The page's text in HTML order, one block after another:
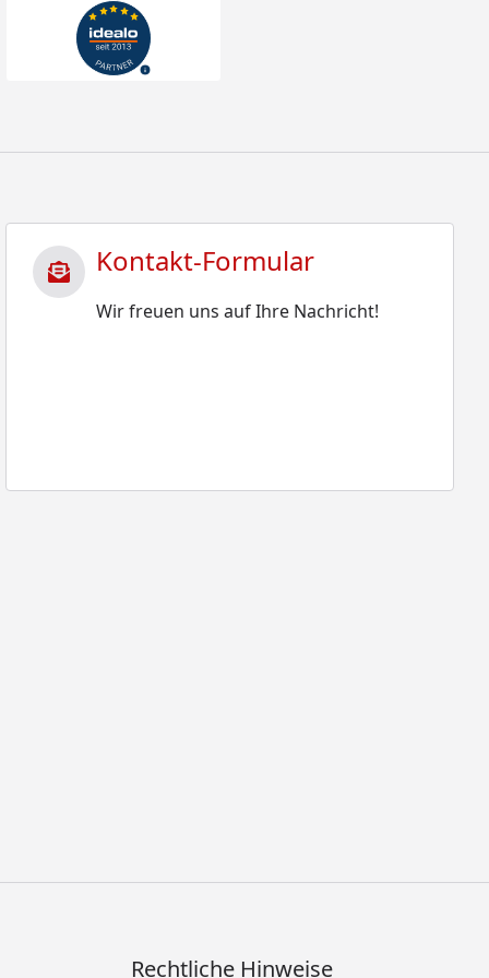
Kontakt-Formular
Wir freuen uns auf Ihre Nachricht!
Rechtliche Hinweise